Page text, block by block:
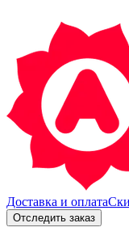
Доставка и оплата
Отследить заказ